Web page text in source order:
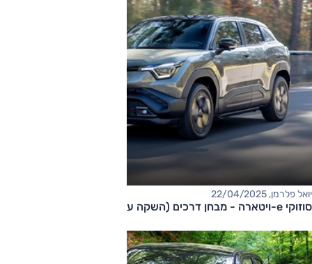
יואל פלרמן, 22/04/2025
סוזוקי e-ויטארה - מבחן דרכים (השקה עולמית)